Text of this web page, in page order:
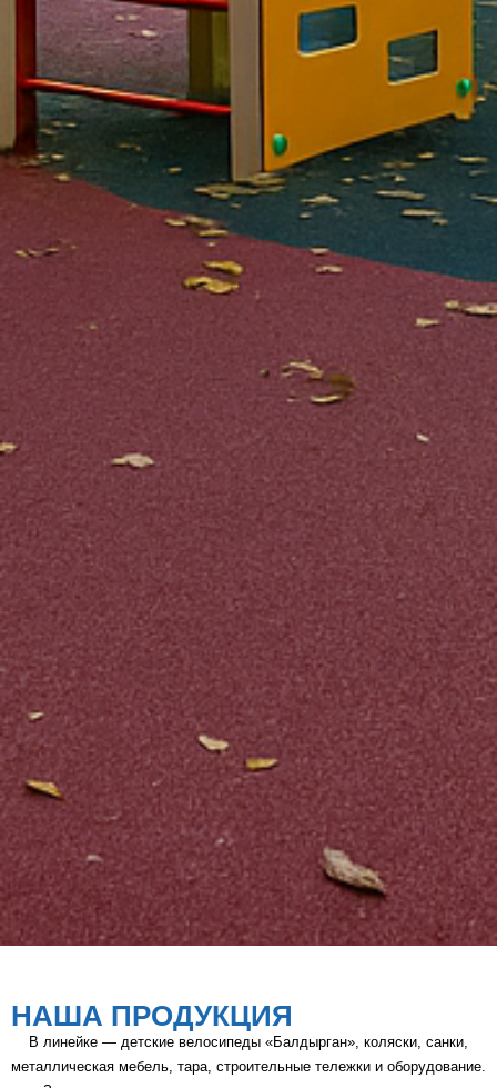
НАША ПРОДУКЦИЯ
В линейке — детские велосипеды «Балдырган», коляски, санки,
металлическая мебель, тара, строительные тележки и оборудование.